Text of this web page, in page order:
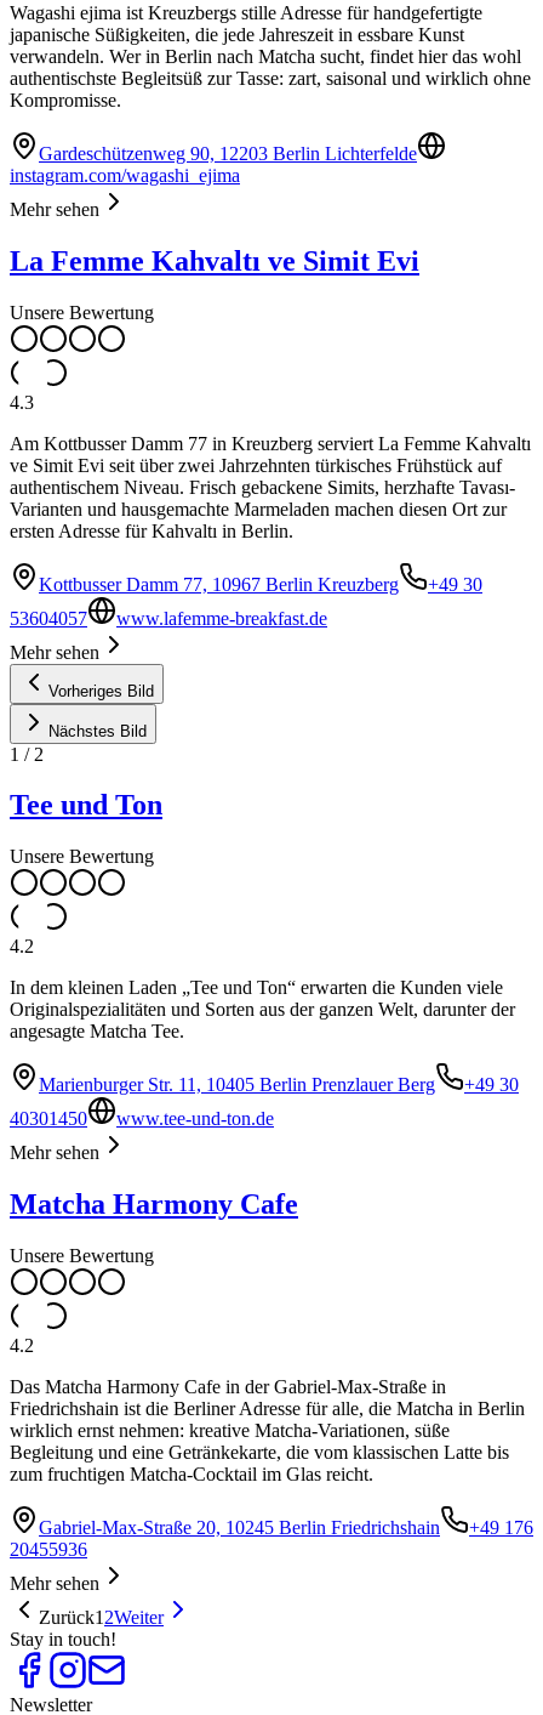
Wagashi ejima ist Kreuzbergs stille Adresse für handgefertigte
japanische Süßigkeiten, die jede Jahreszeit in essbare Kunst
verwandeln. Wer in Berlin nach Matcha sucht, findet hier das wohl
authentischste Begleitsüß zur Tasse: zart, saisonal und wirklich ohne
Kompromisse.
Gardeschützenweg 90, 12203 Berlin Lichterfelde
instagram.com/wagashi_ejima
Mehr sehen
La Femme Kahvaltı ve Simit Evi
Unsere Bewertung
4.3
Am Kottbusser Damm 77 in Kreuzberg serviert La Femme Kahvaltı
ve Simit Evi seit über zwei Jahrzehnten türkisches Frühstück auf
authentischem Niveau. Frisch gebackene Simits, herzhafte Tavası-
Varianten und hausgemachte Marmeladen machen diesen Ort zur
ersten Adresse für Kahvaltı in Berlin.
Kottbusser Damm 77, 10967 Berlin Kreuzberg
+49 30
53604057
www.lafemme-breakfast.de
Mehr sehen
Vorheriges Bild
Nächstes Bild
1 / 2
Tee und Ton
Unsere Bewertung
4.2
In dem kleinen Laden „Tee und Ton“ erwarten die Kunden viele
Originalspezialitäten und Sorten aus der ganzen Welt, darunter der
angesagte Matcha Tee.
Marienburger Str. 11, 10405 Berlin Prenzlauer Berg
+49 30
40301450
www.tee-und-ton.de
Mehr sehen
Matcha Harmony Cafe
Unsere Bewertung
4.2
Das Matcha Harmony Cafe in der Gabriel-Max-Straße in
Friedrichshain ist die Berliner Adresse für alle, die Matcha in Berlin
wirklich ernst nehmen: kreative Matcha-Variationen, süße
Begleitung und eine Getränkekarte, die vom klassischen Latte bis
zum fruchtigen Matcha-Cocktail im Glas reicht.
Gabriel-Max-Straße 20, 10245 Berlin Friedrichshain
+49 176
20455936
Mehr sehen
Zurück1 2Weiter
Stay in touch!
Newsletter